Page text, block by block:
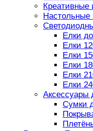
Креативные
Настольные
Елки
Елки
Елки
Елки
Елки
Елки
Аксессуары
Сумки